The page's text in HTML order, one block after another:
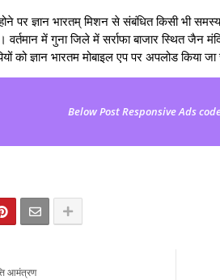
पर ज्ञान भारतम् मिशन से संबंधित किसी भी
में गुना जिले में सर्राफा बाजार स्‍थ‍ित जैन
को ज्ञान भारतम मोबाइल एप पर अपलोड किया
Below Post Responsive Ads
आमंत्रण